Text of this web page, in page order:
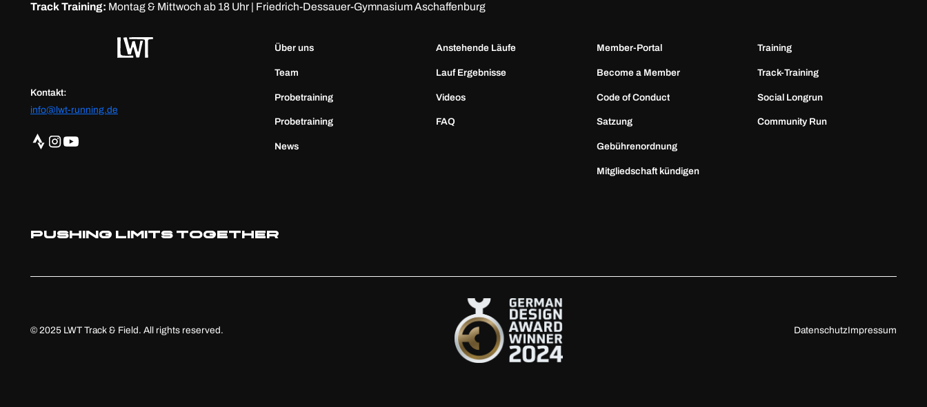
Track Training: Montag & Mittwoch ab 18 Uhr | Friedrich-Dessauer-Gymnasium Aschaffenburg
Kontakt:
info@lwt-running.de
Über uns
Team
Probetraining
Probetraining
News
Anstehende Läufe
Lauf Ergebnisse
Videos
FAQ
Member-Portal
Become a Member
Code of Conduct
Satzung
Gebührenordnung
Mitgliedschaft kündigen
Training
Track-Training
Social Longrun
Community Run
Pushing Limits Together
© 2025 LWT Track & Field. All rights reserved. DatenschutzImpressum